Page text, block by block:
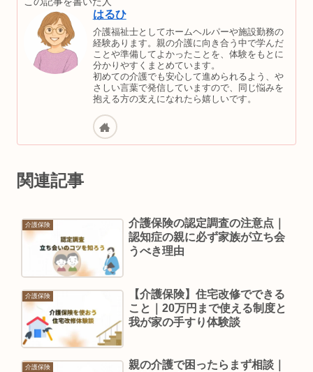
はるひ
介護福祉士としてホームヘルパーや施設勤務の
経験あります。親の介護に向き合う中で学んだ
ことや準備してよかったことを、体験をもとに
分かりやすくまとめています。
初めての介護でも安心して進められるよう、や
さしい言葉で発信していますので、同じ悩みを
抱える方の支えになれたら嬉しいです。
関連記事
介護保険
介護保険の認定調査の注意点｜
認知症の親に必ず家族が立ち会
うべき理由
介護保険
【介護保険】住宅改修でできる
こと｜20万円まで使える制度と
我が家の手すり体験談
介護保険
親の介護で困ったらまず相談｜